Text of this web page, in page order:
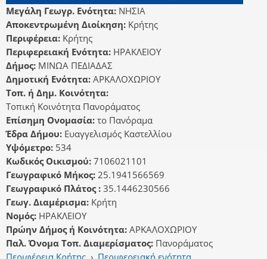
Μεγάλη Γεωγρ. Ενότητα: ΝΗΣΙΑ
Αποκεντρωμένη Διοίκηση: Κρήτης
Περιφέρεια: Κρήτης
Περιφερειακή Ενότητα: ΗΡΑΚΛΕΙΟΥ
Δήμος: ΜΙΝΩΑ ΠΕΔΙΑΔΑΣ
Δημοτική Ενότητα: ΑΡΚΑΛΟΧΩΡΙΟΥ
Τοπ. ή Δημ. Κοινότητα:
Τοπική Κοινότητα Πανοράματος
Επίσημη Ονομασία: το Πανόραμα
Έδρα Δήμου: Ευαγγελισμός Καστελλίου
Υψόμετρο: 534
Κωδικός Οικισμού: 7106021101
Γεωγραφικό Μήκος: 25.1941566569
Γεωγραφικό Πλάτος : 35.1446230566
Γεωγ. Διαμέρισμα: Κρήτη
Νομός: ΗΡΑΚΛΕΙΟΥ
Πρώην Δήμος ή Κοινότητα: ΑΡΚΑΛΟΧΩΡΙΟΥ
Παλ. Όνομα Τοπ. Διαμερίσματος: Πανοράματος